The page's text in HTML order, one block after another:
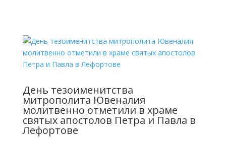
День тезоименитства
митрополита Ювеналия
молитвенно отметили в храме
святых апостолов Петра и Павла в
Лефортове